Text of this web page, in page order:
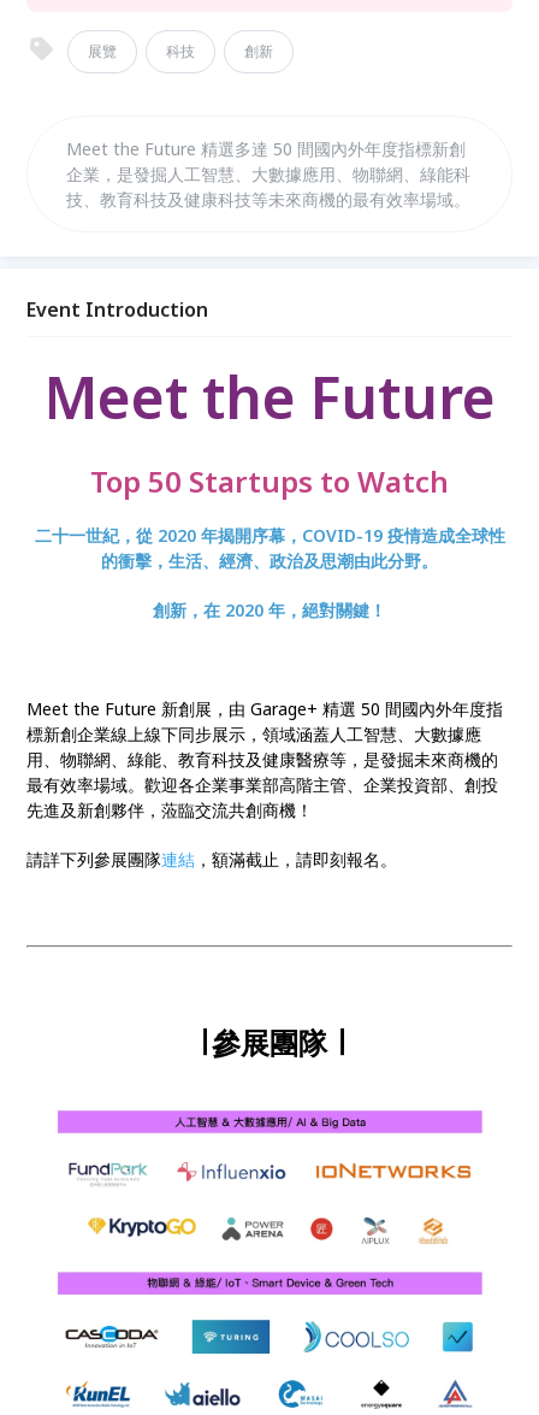
展覽 科技 創新
​​​​​​​Meet the Future 精選多達 50 間國內外年度指標新創
企業，是發掘人工智慧、大數據應用、物聯網、綠能科
技、教育科技及健康科技等未來商機的最有效率場域。
Event Introduction
Meet the Future
Top 50 Startups to Watch
二十一世紀，從 2020 年揭開序幕，COVID-19 疫情造成全球性
的衝擊，生活、經濟、政治及思潮由此分野。
創新，在 2020 年，絕對關鍵！
Meet the Future 新創展，由 Garage+ 精選 50 間國內外年度指
標新創企業線上線下同步展示，領域涵蓋人工智慧、大數據應
用、物聯網、綠能、教育科技及健康醫療等，是發掘未來商機的
最有效率場域。歡迎各企業事業部高階主管、企業投資部、創投
先進及新創夥伴，蒞臨交流共創商機！
請詳下列參展團隊連結 ，額滿截止，請即刻報名。
∣ 參展團隊 ∣